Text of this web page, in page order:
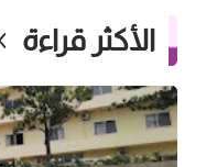
الأكثر قراءة